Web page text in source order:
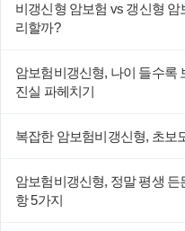
비갱신형 암보험 vs 갱신형
리할까?
암보험비갱신형, 나이 들수록
진실 파헤치기
복잡한 암보험비갱신형, 초보
암보험비갱신형, 정말 평생
항 5가지